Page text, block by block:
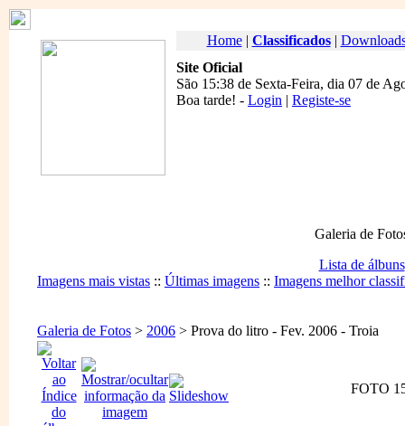
Home| Classificados|
Site Oficial
São 15:38 de Sexta-Feira, dia 07 de
Boa tarde! - Login | Registe-se
Galeria de
Lista de álbuns
Imagens mais vistas :: Últimas imagens :: Imagens melhor
Galeria de Fotos > 2006 > Prova do litro - Fev. 2006 - Troia
FOTO